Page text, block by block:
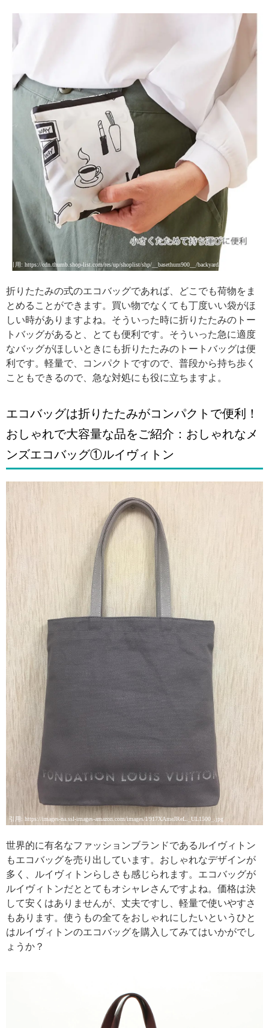
折りたたみの式のエコバッグであれば、どこでも荷物をま
とめることができます。買い物でなくても丁度いい袋がほ
しい時がありますよね。そういった時に折りたたみのトー
トバッグがあると、とても便利です。そういった急に適度
なバッグがほしいときにも折りたたみのトートバッグは便
利です。軽量で、コンパクトですので、普段から持ち歩く
こともできるので、急な対処にも役に立ちますよ。
エコバッグは折りたたみがコンパクトで便利！
おしゃれで大容量な品をご紹介：おしゃれなメ
ンズエコバッグ①ルイヴィトン
引用: https://images-na.ssl-images-amazon.com/images/I/917XAmeJReL._UL1500_.jpg
世界的に有名なファッションブランドであるルイヴィトン
もエコバッグを売り出しています。おしゃれなデザインが
多く、ルイヴィトンらしさも感じられます。エコバッグが
ルイヴィトンだととてもオシャレさんですよね。価格は決
して安くはありませんが、丈夫ですし、軽量で使いやすさ
もあります。使うもの全てをおしゃれにしたいというひと
はルイヴィトンのエコバッグを購入してみてはいかがでし
ょうか？